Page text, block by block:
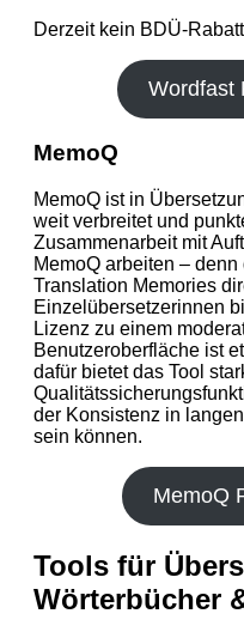
Derzeit kein BDÜ-
Wordfast
MemoQ
MemoQ ist in
weit verbreitet und
Zusammenarbeit mit
MemoQ arbeiten –
Translation Memories
Einzelübersetzerinnen
Lizenz zu einem
Benutzeroberfläche ist
dafür bietet das Tool
der Konsistenz in
sein können.
MemoQ
Tools für
Wörterbücher